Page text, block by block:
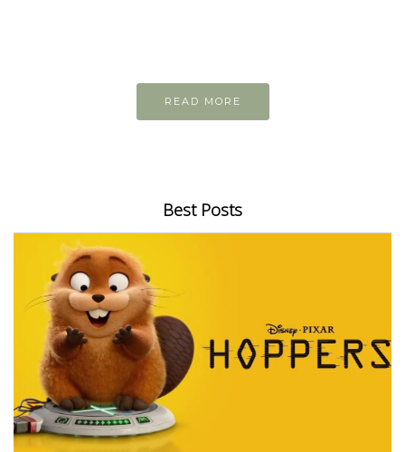
READ MORE
Best Posts